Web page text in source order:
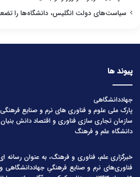
سیاست‌های دولت انگلیس، دانشگاه‌ها را
پیوند ها
جهاددانشگاهی
پارک ملی علوم و فناوری های نرم و صنایع فرهنگی
سازمان تجاری سازی فناوری و اقتصاد دانش
دانشگاه علم و فرهنگ
خبرگزاری علم، فناوری و فرهنگ، به عنوان رسانه
فناوری‌های نرم و صنایع فرهنگیِ جهاددانشگاهی